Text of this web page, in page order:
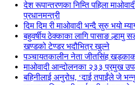
देश रूपान्तरणका निम्ति पहिला
प्रधानमन्त्री
दिम दिम री माओवादी भन्दै सुरु भयो
बहुवर्षीय ठेक्काका लागि पासाङ ल्हामु
खण्डको टेण्डर भदौभित्र खुल्ने
पञ्चायतकालीन नेता जीतसिंह
माओवादी आन्दोलनका २३३ प्रमुख
बहिनीलाई अनुरोध, ‘दाई तपाईंले जे